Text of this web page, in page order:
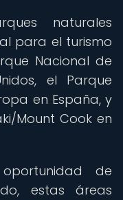
naturales
para el turismo
Nacional de
el Parque
en España, y
Mount Cook en
de
estas áreas